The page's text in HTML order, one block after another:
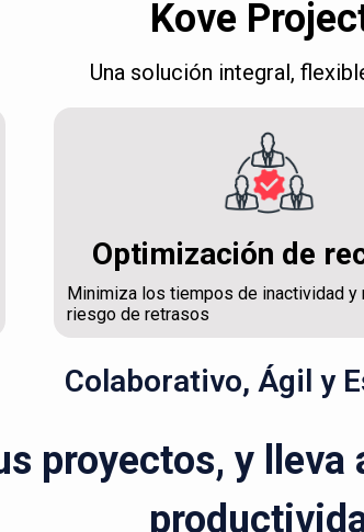
Kove
Una solución integral,
Optimización de
Minimiza los tiempos de inactividad y
riesgo de retrasos
Colaborativo, Ágil y
proyectos, y